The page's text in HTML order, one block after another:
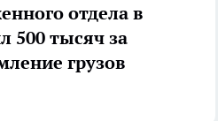
отдела в
500 тысяч за
грузов